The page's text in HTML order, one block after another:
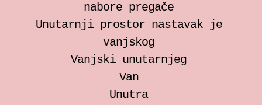
nabore pregače
Unutarnji prostor nastavak je
vanjskog
Vanjski unutarnjeg
Van
Unutra